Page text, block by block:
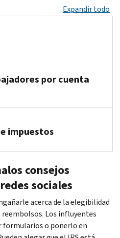
Expandir todo
por cuenta
impuestos
consejos
sociales
acerca de la elegibilidad
Los influyentes
formularios o ponerlo en